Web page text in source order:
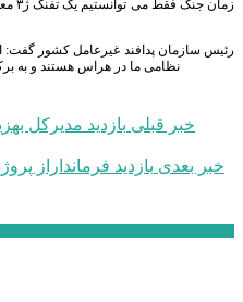
زمان
رئیس سازمان پدافند غیرعامل کشور
نظامی ما در هراس هستند و به
خبر قبلی بازدید مدیرکل
خبر بعدی بازدید فرمانداراز